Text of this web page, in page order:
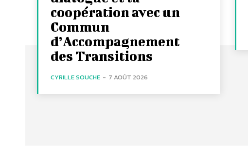
coopération avec un
Commun
d’Accompagnement
des Transitions
CYRILLE SOUCHE - 7 AOÛT 2026